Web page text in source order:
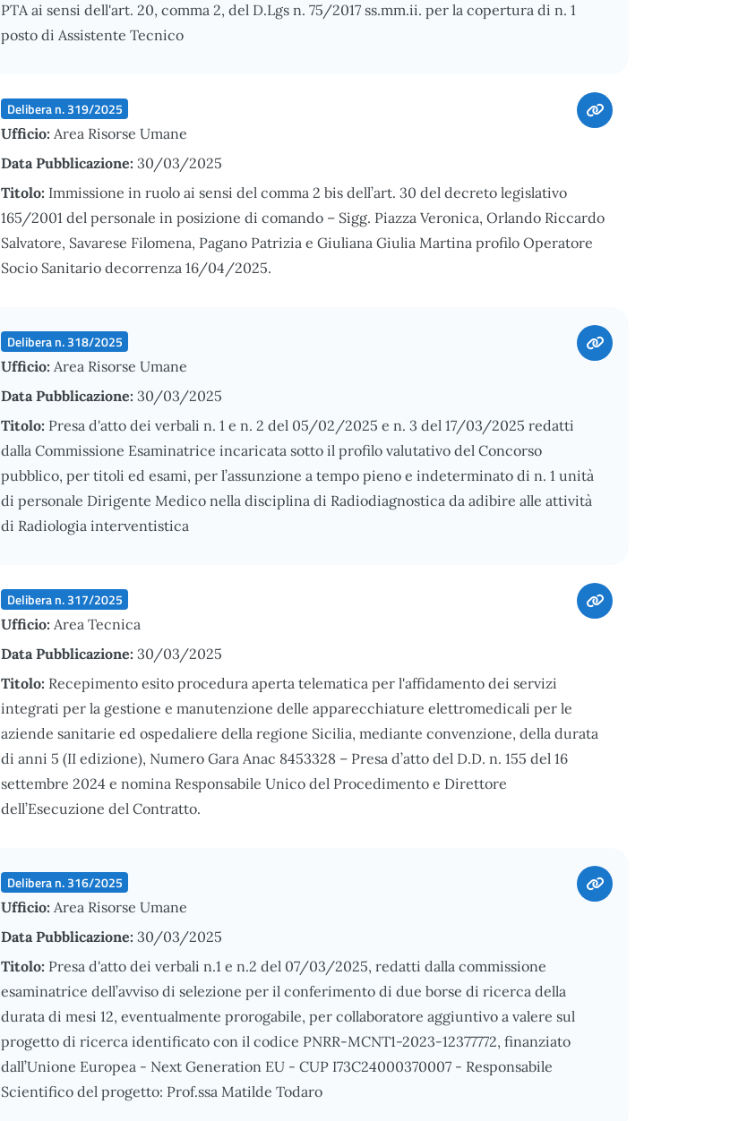
PTA ai sensi dell'art. 20, comma 2, del D.Lgs n. 75/2017 ss.mm.ii. per la copertura di n. 1
posto di Assistente Tecnico
Delibera n. 319/2025
Ufficio: Area Risorse Umane
Data Pubblicazione: 30/03/2025
Titolo: Immissione in ruolo ai sensi del comma 2 bis dell’art. 30 del decreto legislativo
165/2001 del personale in posizione di comando – Sigg. Piazza Veronica, Orlando Riccardo
Salvatore, Savarese Filomena, Pagano Patrizia e Giuliana Giulia Martina profilo Operatore
Socio Sanitario decorrenza 16/04/2025.
Delibera n. 318/2025
Ufficio: Area Risorse Umane
Data Pubblicazione: 30/03/2025
Titolo: Presa d'atto dei verbali n. 1 e n. 2 del 05/02/2025 e n. 3 del 17/03/2025 redatti
dalla Commissione Esaminatrice incaricata sotto il profilo valutativo del Concorso
pubblico, per titoli ed esami, per l’assunzione a tempo pieno e indeterminato di n. 1 unità
di personale Dirigente Medico nella disciplina di Radiodiagnostica da adibire alle attività
di Radiologia interventistica
Delibera n. 317/2025
Ufficio: Area Tecnica
Data Pubblicazione: 30/03/2025
Titolo: Recepimento esito procedura aperta telematica per l'affidamento dei servizi
integrati per la gestione e manutenzione delle apparecchiature elettromedicali per le
aziende sanitarie ed ospedaliere della regione Sicilia, mediante convenzione, della durata
di anni 5 (II edizione), Numero Gara Anac 8453328 – Presa d’atto del D.D. n. 155 del 16
settembre 2024 e nomina Responsabile Unico del Procedimento e Direttore
dell’Esecuzione del Contratto.
Delibera n. 316/2025
Ufficio: Area Risorse Umane
Data Pubblicazione: 30/03/2025
Titolo: Presa d'atto dei verbali n.1 e n.2 del 07/03/2025, redatti dalla commissione
esaminatrice dell’avviso di selezione per il conferimento di due borse di ricerca della
durata di mesi 12, eventualmente prorogabile, per collaboratore aggiuntivo a valere sul
progetto di ricerca identificato con il codice PNRR-MCNT1-2023-12377772, finanziato
dall’Unione Europea - Next Generation EU - CUP I73C24000370007 - Responsabile
Scientifico del progetto: Prof.ssa Matilde Todaro